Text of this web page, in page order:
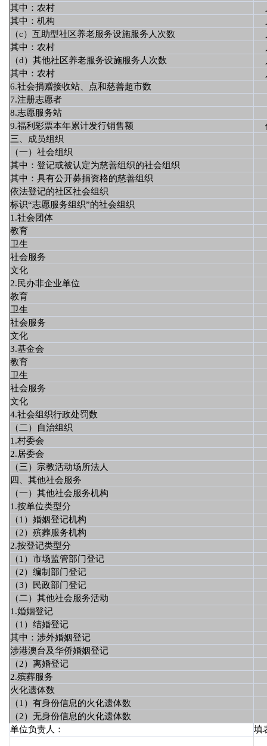
其中：农村
其中：机构
（c）互助型社区养老服务设施服务人次数
其中：农村
（d）其他社区养老服务设施服务人次数
其中：农村
6.社会捐赠接收站、点和慈善超市数
7.注册志愿者
8.志愿服务站
9.福利彩票本年累计发行销售额
三、成员组织
（一）社会组织
其中：登记或被认定为慈善组织的社会组织
其中：具有公开募捐资格的慈善组织
依法登记的社区社会组织
标识“志愿服务组织”的社会组织
1.社会团体
教育
卫生
社会服务
文化
2.民办非企业单位
教育
卫生
社会服务
文化
3.基金会
教育
卫生
社会服务
文化
4.社会组织行政处罚数
（二）自治组织
1.村委会
2.居委会
（三）宗教活动场所法人
四、其他社会服务
（一）其他社会服务机构
1.按单位类型分
（1）婚姻登记机构
（2）殡葬服务机构
2.按登记类型分
（1）市场监管部门登记
（2）编制部门登记
（3）民政部门登记
（二）其他社会服务活动
1.婚姻登记
（1）结婚登记
其中：涉外婚姻登记
涉港澳台及华侨婚姻登记
（2）离婚登记
2.殡葬服务
火化遗体数
（1）有身份信息的火化遗体数
（2）无身份信息的火化遗体数
单位负责人：
填